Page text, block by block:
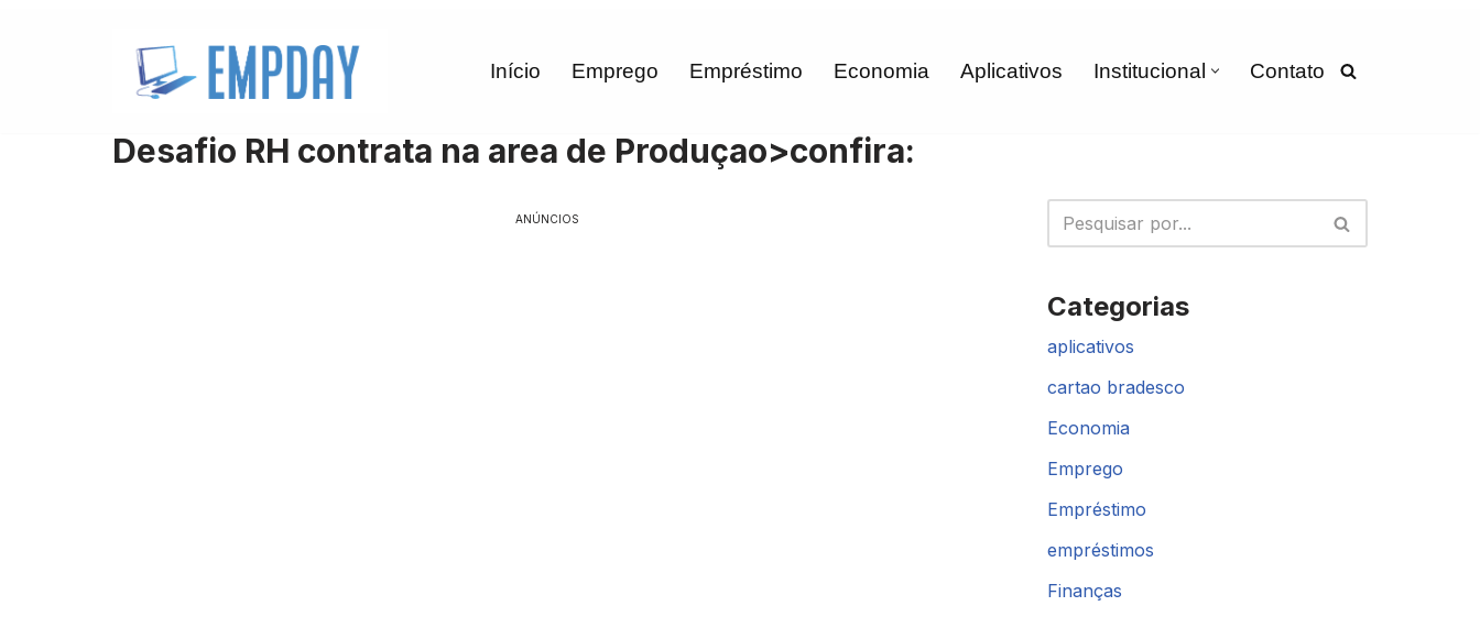
Início Emprego Empréstimo Economia Aplicativos Institucional Contato
Desafio RH contrata na area de Produçao>confira:
ANÚNCIOS
Categorias
aplicativos
cartao bradesco
Economia
Emprego
Empréstimo
empréstimos
Finanças